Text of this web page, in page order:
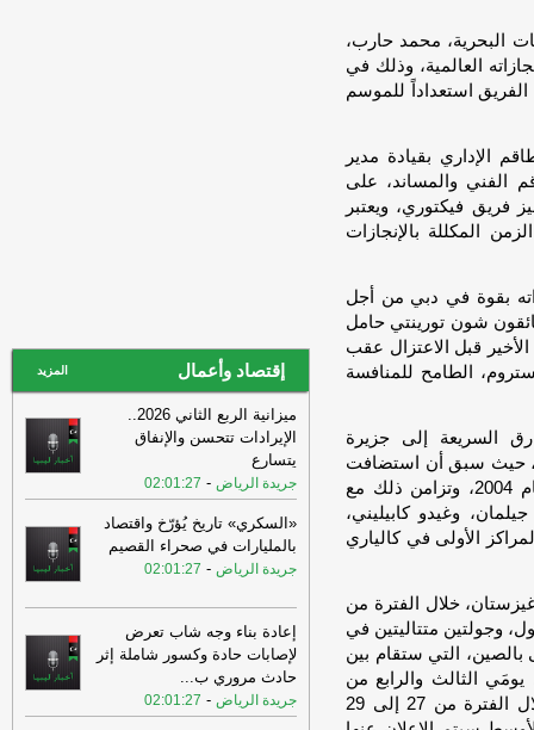
البحرية، محمد حارب،
العالمية، وذلك في
استعداداً للموسم
الإداري بقيادة مدير
الفني والمساند، على
فريق فيكتوري، ويعتبر
المكللة بالإنجازات
بقوة في دبي من أجل
شون تورينتي حامل
قبل الاعتزال عقب
الطامح للمنافسة
العالم لـ«الفورمولا 1» للزوارق السريعة إلى جزيرة
وتحديداً مدينة كالياري بعد غياب منذ عام 2004، حيث سبق أن استضافت
سبعة سباقات جائزة كبرى، أولها عام 1998 وآخرها عام 2004، وتزامن ذلك مع
«الفورمولا 1»، سكوت جيلمان، وغيدو كابيليني،
الأولى في كالياري
خلال الفترة من
وجولتين متتاليتين في
بالصين، التي ستقام بين
يومَي الثالث والرابع من
أكتوبر المقبل، ثم جائزة جدة الكبرى في السعودية خلال الفترة من 27 إلى 29
09:14
أظهر المسح العنقودي متعدد
المؤشرات في ليبيا 2024-2025 أن 10.1%
من الأسر تضم فردً-اخبار ليبيا الان
09:14
أظهر المسح العنقودي متعدد
المؤشرات في ليبيا 2024-2025 أن 10.1%
من الأسر تضم فردً-اخبار ليبيا الان
في ذكرى تأسيس الجيش الليبي..
النمروش يدعو إلى توحيد المؤسسة
العسكرية - اخبار ليبيا الان
العسكرية- عين ليبيا
09:04
مشاركة واسعة في منافسات
بطولة الكاراتيه الشاطئية-
إقتصاد وأعمال المزيد
ميزانية الربع الثاني 2026..
الإيرادات تتحسن والإنفاق
يتسارع
جريدة الرياض -
02:01:27
«السكري» تاريخ يُؤرّخ واقتصاد
بالمليارات في صحراء القصيم
جريدة الرياض -
02:01:27
إعادة بناء وجه شاب تعرض
لإصابات حادة وكسور شاملة إثر
حادث مروري ب...
جريدة الرياض -
02:01:27